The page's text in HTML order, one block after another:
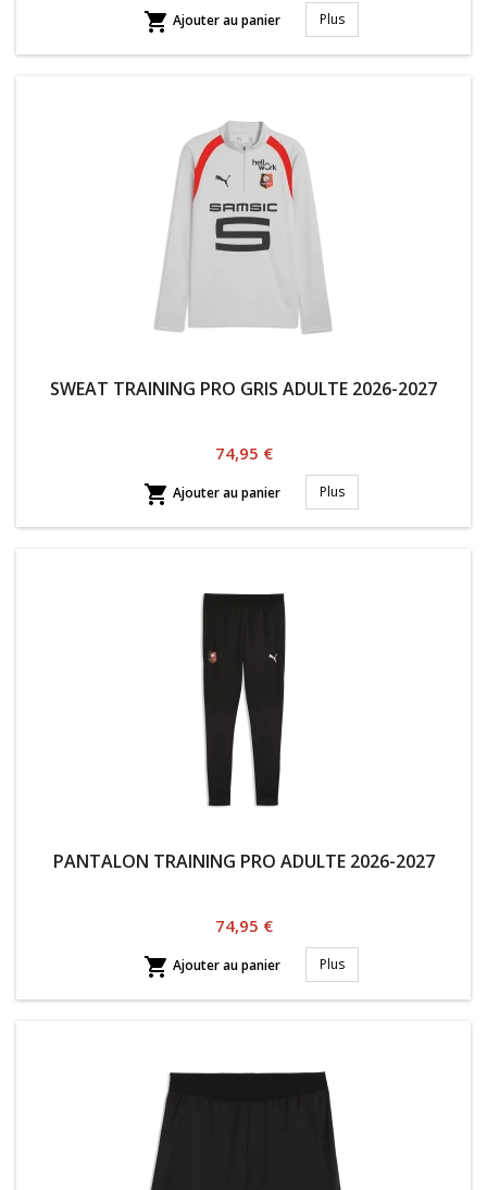
 Ajouter au panier Plus
SWEAT TRAINING PRO GRIS ADULTE 2026-2027
Prix
74,95 €
 Ajouter au panier Plus
PANTALON TRAINING PRO ADULTE 2026-2027
Prix
74,95 €
 Ajouter au panier Plus